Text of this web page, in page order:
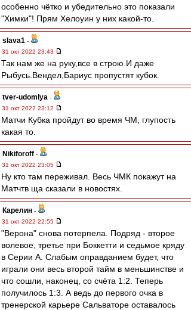
особенно чётко и убедительно это показали
"Химки"! Прям Хелоуин у них какой-то.
slava1 -
31 окт 2022 23:43
Так нам же на руку,все в строю.И даже
Рыбусь.Вендел,Бариус пропустят кубок.
tver-udomlya -
31 окт 2022 23:12
Матчи Кубка пройдут во время ЧМ, глупость
какая то.
Nikiforoff -
31 окт 2022 23:05
Ну кто там переживал. Весь ЧМК покажут на
Матчтв ща сказали в новостях.
Карелин -
31 окт 2022 22:55
"Верона" снова потерпела. Подряд - второе
волевое, третье при Боккетти и седьмое кряду
в Серии А. Слабым оправданием будет, что
играли они весь второй тайм в меньшинстве и
что сошли, наконец, со счёта 1:2. Теперь
получилось 1:3. А ведь до первого очка в
тренерской карьере Сальваторе оставалось